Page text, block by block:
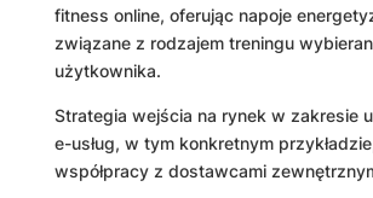
fitness online, oferując napoje
związane z rodzajem treningu
użytkownika.
Strategia wejścia na rynek w zakresie
e-usług, w tym konkretnym
współpracy z dostawcami